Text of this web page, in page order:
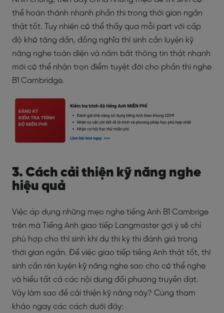
thể hoàn thành nhanh phần thi trong thời gian ngắn
thật tốt. Tuy nhiên có thể thấy qua mỗi part với cấp
độ khó tăng dần, đồng nghĩa thí sinh cần luyện kỹ
năng nghe toàn diện và nắm bắt thông tin thật nhanh
mới có thể nhận trọn điểm tuyệt đời cho phần thi nghe
B1 Cambridge.
3. Cách cải thiện kỹ năng nghe
hiệu quả
Việc áp dụng những mẹo nghe tiếng Anh B1 Cambrige
trên mà Tiếng Anh giao tiếp Langmaster gợi ý sẽ chỉ
phù hợp cho thí sinh khi dự thi kỳ thi đánh giá trong
thời gian ngắn. Để việc giao tiếp tiếng Anh thật tốt, thí
sinh cần rèn luyện kỹ năng nghe sao cho có thể nghe
và hiểu tất cả các nội dung đối phương truyền đạt.
Vậy làm sao để cải thiện kỹ năng này? Cùng tham
khảo ngay các cách dưới đây: